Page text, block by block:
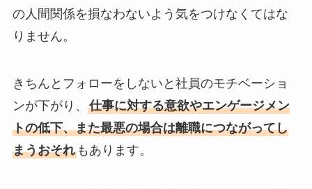
の人間関係を損なわないよう気をつけなくてはな
りません。
きちんとフォローをしないと社員のモチベーショ
ンが下がり、 仕事に対する意欲やエンゲージメン
トの低下、また最悪の場合は離職につながってし
まうおそれもあります。